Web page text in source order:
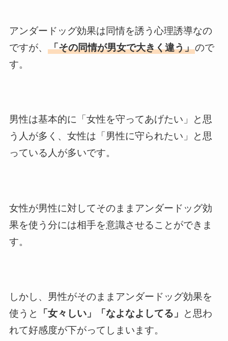
アンダードッグ効果は同情を誘う心理誘導なの
ですが、 「その同情が男女で大きく違う」ので
す。
男性は基本的に「女性を守ってあげたい」と思
う人が多く、女性は「男性に守られたい」と思
っている人が多いです。
女性が男性に対してそのままアンダードッグ効
果を使う分には相手を意識させることができま
す。
しかし、男性がそのままアンダードッグ効果を
使うと
「女々しい」「なよなよしてる」
と思わ
れて好感度が下がってしまいます。